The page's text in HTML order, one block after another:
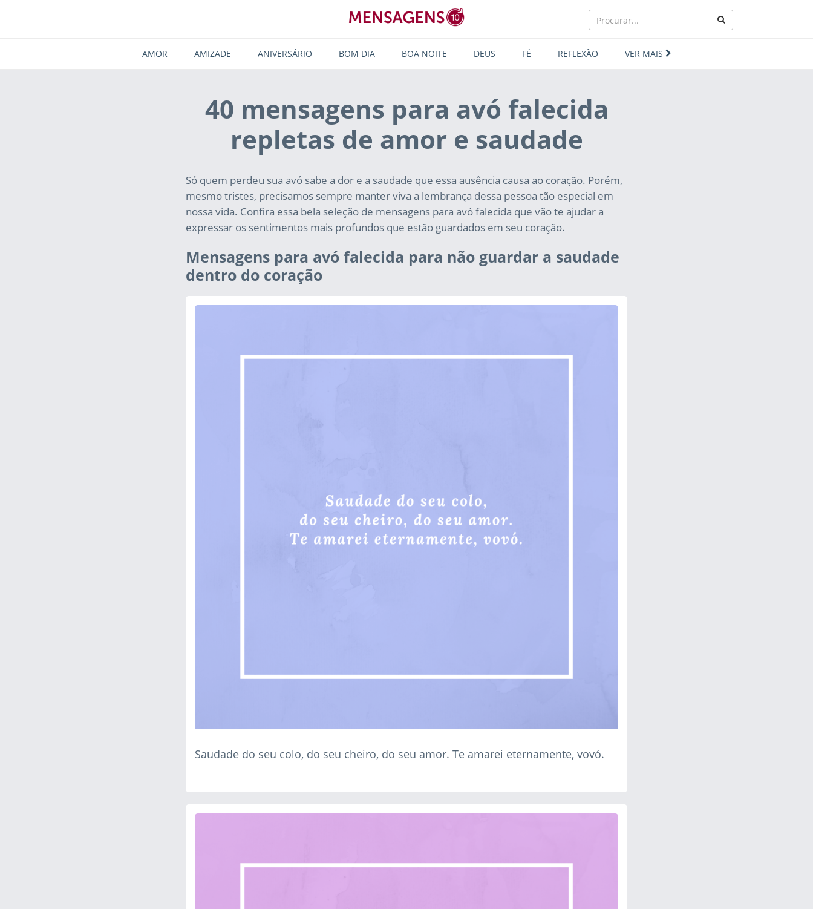
AMOR AMIZADE ANIVERSÁRIO BOM DIA BOA NOITE DEUS FÉ REFLEXÃO VER MAIS
40 mensagens para avó falecida
repletas de amor e saudade
Só quem perdeu sua avó sabe a dor e a saudade que essa ausência causa ao coração. Porém,
mesmo tristes, precisamos sempre manter viva a lembrança dessa pessoa tão especial em
nossa vida. Confira essa bela seleção de mensagens para avó falecida que vão te ajudar a
expressar os sentimentos mais profundos que estão guardados em seu coração.
Mensagens para avó falecida para não guardar a saudade
dentro do coração
Saudade do seu colo, do seu cheiro, do seu amor. Te amarei eternamente, vovó.